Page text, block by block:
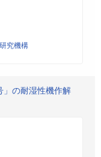
究機構
」の耐湿性機作解